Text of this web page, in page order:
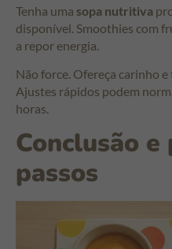
Tenha uma sopa nutritiva
disponível. Smoothies com
a repor energia.
Não force. Ofereça carinho
Ajustes rápidos podem
horas.
Conclusão
passos